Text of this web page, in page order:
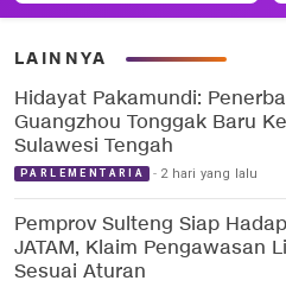
LAINNYA
Hidayat Pakamundi:
Guangzhou Tonggak Baru
Sulawesi Tengah
PARLEMENTARIA 2 hari yang lalu
Pemprov Sulteng Siap
JATAM, Klaim Pengawasan
Sesuai Aturan